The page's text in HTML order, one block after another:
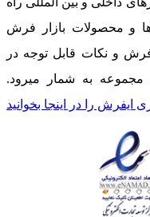
و محصولات بازار فرش
و نکات قابل توجه در
مجموعه به شمار میرود.
را در اینجا بخوانید